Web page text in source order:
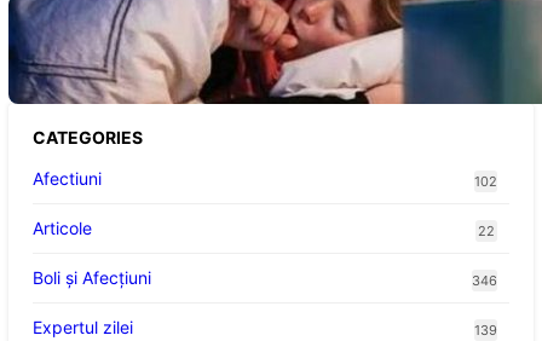
Tusea seacă nocturnă: Semnale importante
despre sănătatea inimii tale
CATEGORIES
Afectiuni
102
Articole 22
Boli și Afecțiuni 346
Expertul zilei 139